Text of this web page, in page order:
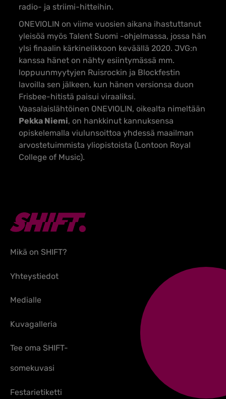
radio- ja striimi-hitteihin.
ONEVIOLIN on viime vuosien aikana ihastuttanut
yleisöä myös Talent Suomi -ohjelmassa, jossa hän
ylsi finaalin kärkinelikkoon keväällä 2020. JVG:n
kanssa hänet on nähty esiintymässä mm.
loppuunmyytyjen Ruisrockin ja Blockfestin
lavoilla sen jälkeen, kun hänen versionsa duon
Frisbee-hitistä paisui viraaliksi.
Vaasalaislähtöinen ONEVIOLIN, oikealta nimeltään
Pekka Niemi, on hankkinut kannuksensa
opiskelemalla viulunsoittoa yhdessä maailman
arvostetuimmista yliopistoista (Lontoon Royal
College of Music).
Mikä on SHIFT?
Yhteystiedot
Medialle
Kuvagalleria
Tee oma SHIFT-
somekuvasi
Festarietiketti